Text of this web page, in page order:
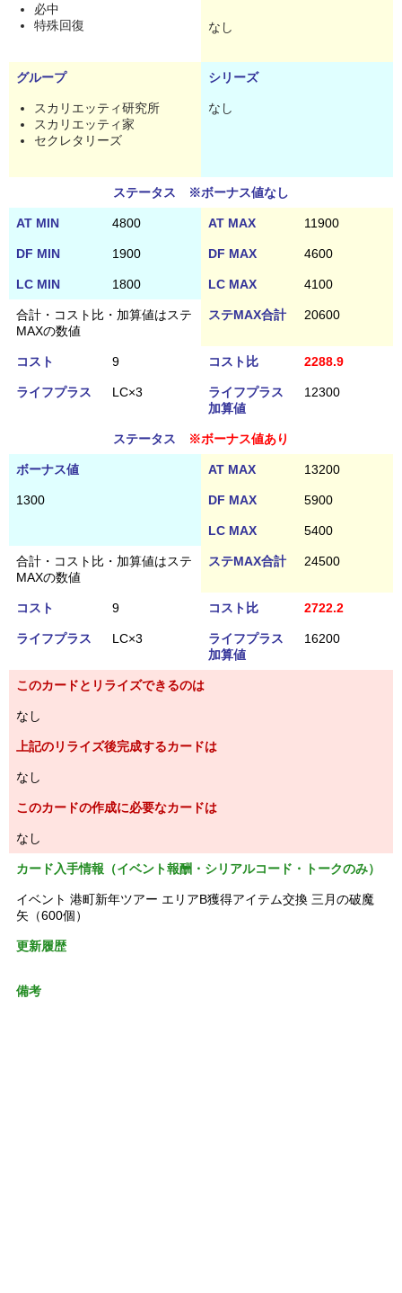
必中
特殊回復
なし
グループ シリーズ
スカリエッティ研究所
スカリエッティ家
セクレタリーズ
なし
ステータス ※ボーナス値なし
AT MIN 4800 AT MAX 11900
DF MIN 1900 DF MAX 4600
LC MIN 1800 LC MAX 4100
合計・コスト比・加算値はステ
MAXの数値
ステMAX合計 20600
コスト 9 コスト比 2288.9
ライフプラス LC×3
ライフプラス
加算値
12300
ステータス ※ボーナス値あり
ボーナス値 AT MAX 13200
1300 DF MAX 5900
LC MAX 5400
合計・コスト比・加算値はステ
MAXの数値
ステMAX合計 24500
コスト 9 コスト比 2722.2
ライフプラス LC×3
ライフプラス
加算値
16200
このカードとリライズできるのは
なし
上記のリライズ後完成するカードは
なし
このカードの作成に必要なカードは
なし
カード入手情報（イベント報酬・シリアルコード・トークのみ）
イベント 港町新年ツアー エリアB獲得アイテム交換 三月の破魔
矢（600個）
更新履歴
備考